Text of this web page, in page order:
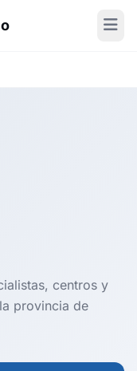
centros y
provincia de